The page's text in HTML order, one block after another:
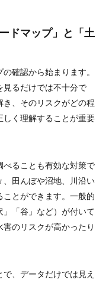
ドマップ」と「土
確認から始まります。
見るだけでは不十分で
、そのリスクがどの程
しく理解することが重要
べることも有効な対策で
田んぼや沼地、川沿い
とができます。一般的
「谷」など）が付いて
のリスクが高かったり
、データだけでは見え